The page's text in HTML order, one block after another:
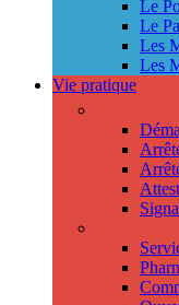
Le
Le
Les
Les
Vie pratique